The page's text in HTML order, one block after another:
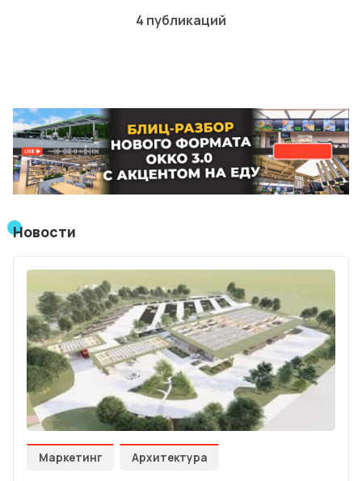
Лучшие АЗС мира
Подписка
Условия использования материалов
4 публикаций
Новости
Маркетинг Архитектура